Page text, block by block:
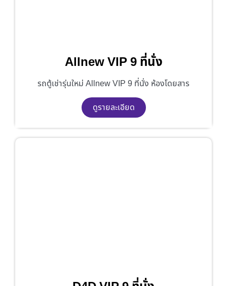
Allnew VIP 9 ที่นั่ง
รถตู้เช่ารุ่นใหม่ Allnew VIP 9 ที่นั่ง ห้องโดยสาร
ดูรายละเอียด